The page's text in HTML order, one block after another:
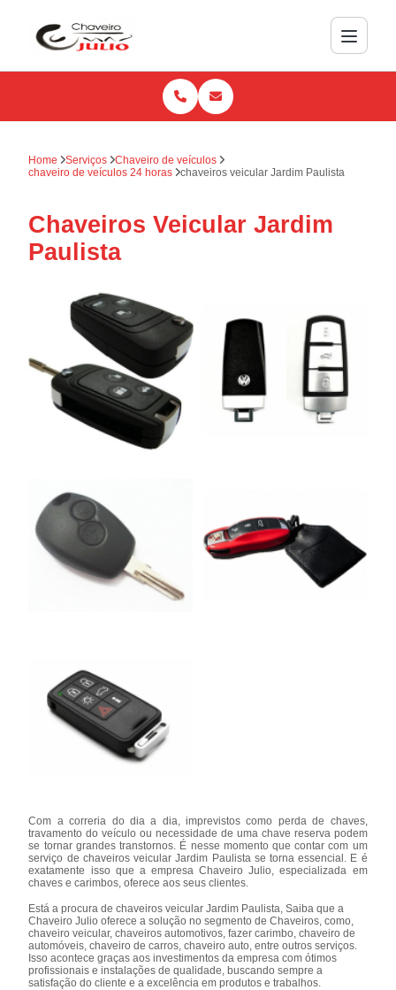
Home Serviços
Chaveiro de veículos
chaveiro de veículos 24 horas
chaveiros veicular Jardim Paulista
Chaveiros Veicular Jardim
Paulista
Com a correria do dia a dia, imprevistos como perda de chaves,
travamento do veículo ou necessidade de uma chave reserva podem
se tornar grandes transtornos. É nesse momento que contar com um
serviço de chaveiros veicular Jardim Paulista se torna essencial. E é
exatamente isso que a empresa Chaveiro Julio, especializada em
chaves e carimbos, oferece aos seus clientes.
Está a procura de chaveiros veicular Jardim Paulista, Saiba que a
Chaveiro Julio oferece a solução no segmento de Chaveiros, como,
chaveiro veicular, chaveiros automotivos, fazer carimbo, chaveiro de
automóveis, chaveiro de carros, chaveiro auto, entre outros serviços.
Isso acontece graças aos investimentos da empresa com ótimos
profissionais e instalações de qualidade, buscando sempre a
satisfação do cliente e a excelência em produtos e trabalhos.